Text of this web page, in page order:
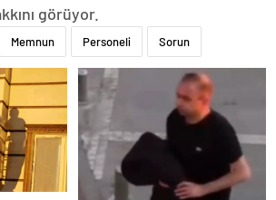
görüyor.
Memnun Personeli Sorun